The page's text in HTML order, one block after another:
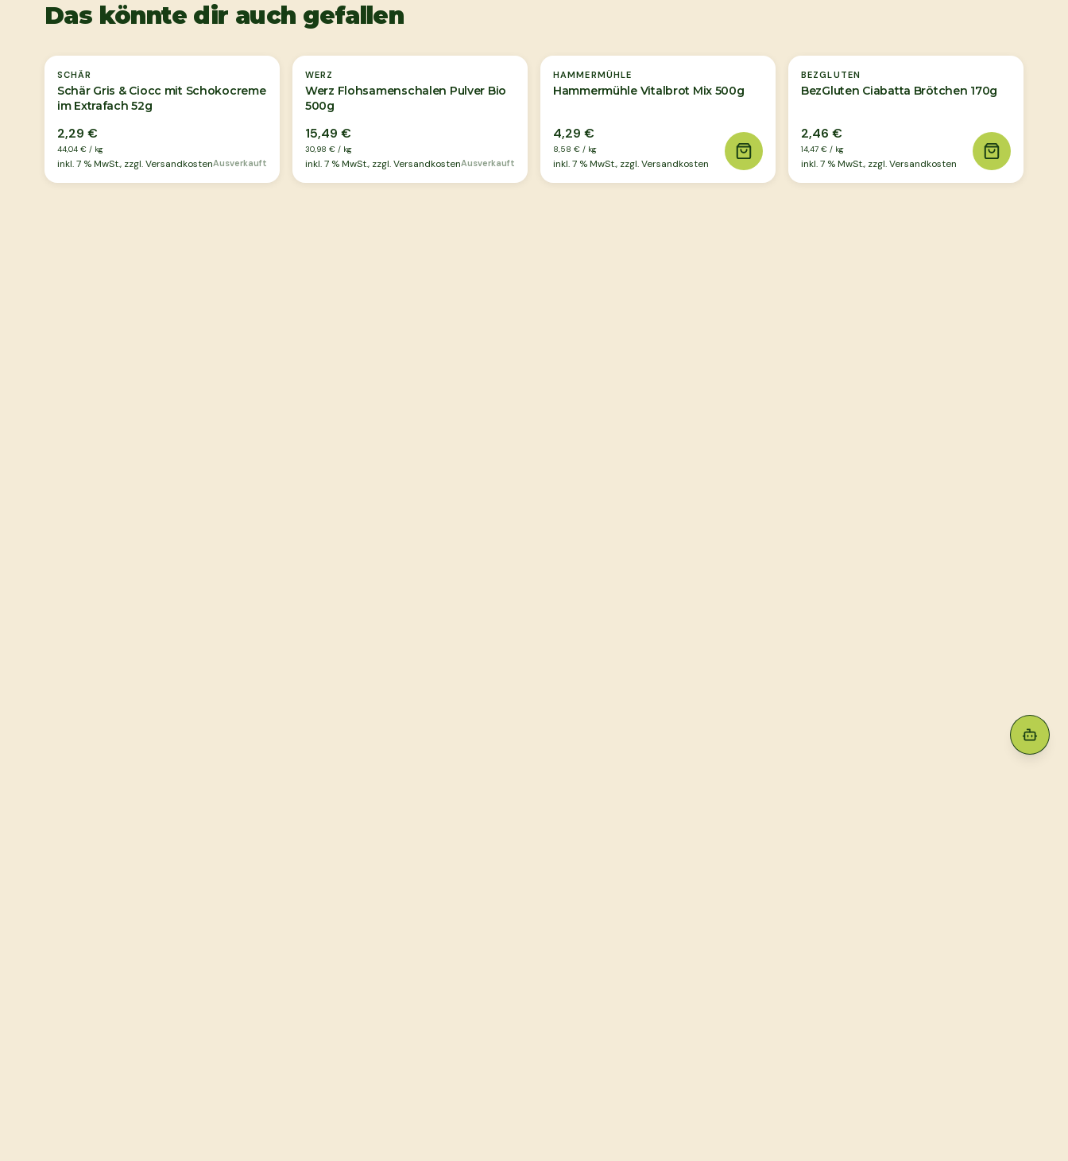
Das könnte dir auch gefallen
SCHÄR
Schär Gris & Ciocc mit Schokocreme
im Extrafach 52g
2,29 €
44,04 € / kg
inkl.7 % MwSt., zzgl. VersandkostenAusverkauft
WERZ
Werz Flohsamenschalen Pulver Bio
500g
15,49 €
30,98 € / kg
inkl.7 % MwSt., zzgl. VersandkostenAusverkauft
HAMMERMÜHLE
Hammermühle Vitalbrot Mix 500g
4,29 €
8,58 € / kg
inkl.7 % MwSt., zzgl. Versandkosten
BEZGLUTEN
BezGluten Ciabatta Brötchen 170g
2,46 €
14,47 € / kg
inkl.7 % MwSt., zzgl. Versandkosten